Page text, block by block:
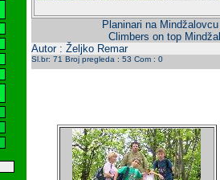
Planinari na
Climbers on top
Autor : Željko Remar
Sl.br: 71 Broj pregleda : 53 Com : 0